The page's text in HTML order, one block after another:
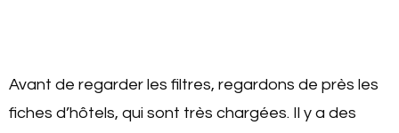
Avant de regarder les filtres, regardons de près les
fiches d’hôtels, qui sont très chargées. Il y a des